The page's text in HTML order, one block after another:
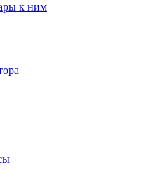
к ним